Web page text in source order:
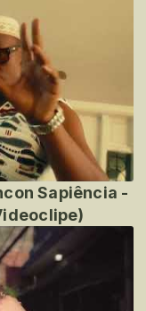
Sapiência -